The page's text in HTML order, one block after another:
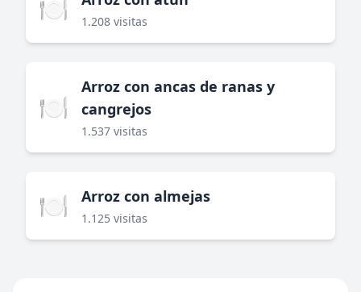
🍽️ 1.208 visitas
🍽️
Arroz con ancas de ranas y
cangrejos
1.537 visitas
🍽️ Arroz con almejas
1.125 visitas